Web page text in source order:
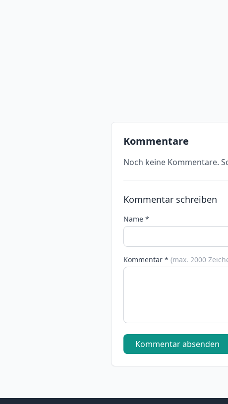
Kommentare
Noch keine Kommentare.
Kommentar schreiben
Name *
Kommentar * (max. 2000
Kommentar absenden